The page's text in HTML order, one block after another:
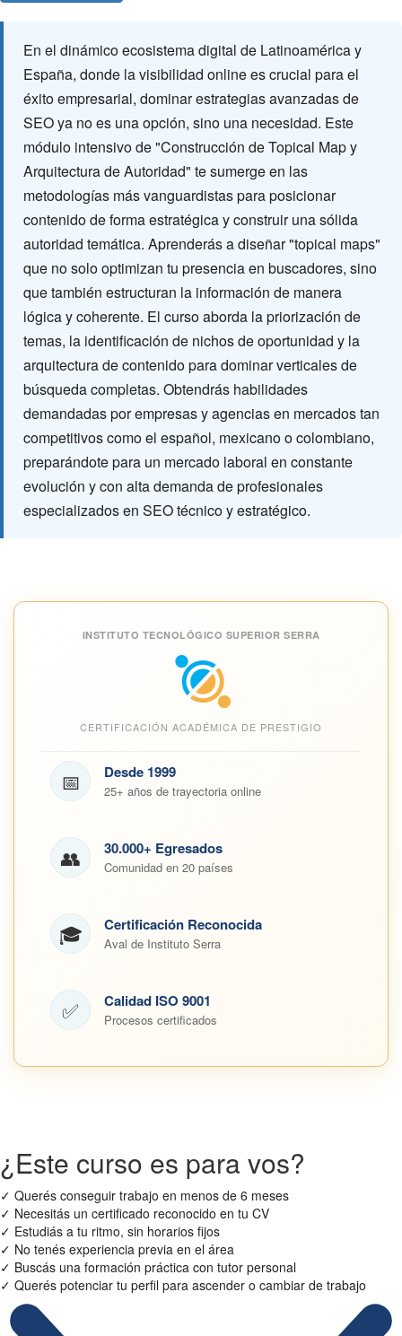
En el dinámico ecosistema digital de Latinoamérica y
España, donde la visibilidad online es crucial para el
éxito empresarial, dominar estrategias avanzadas de
SEO ya no es una opción, sino una necesidad. Este
módulo intensivo de "Construcción de Topical Map y
Arquitectura de Autoridad" te sumerge en las
metodologías más vanguardistas para posicionar
contenido de forma estratégica y construir una sólida
autoridad temática. Aprenderás a diseñar "topical maps"
que no solo optimizan tu presencia en buscadores, sino
que también estructuran la información de manera
lógica y coherente. El curso aborda la priorización de
temas, la identificación de nichos de oportunidad y la
arquitectura de contenido para dominar verticales de
búsqueda completas. Obtendrás habilidades
demandadas por empresas y agencias en mercados tan
competitivos como el español, mexicano o colombiano,
preparándote para un mercado laboral en constante
evolución y con alta demanda de profesionales
especializados en SEO técnico y estratégico.
INSTITUTO TECNOLÓGICO SUPERIOR SERRA
CERTIFICACIÓN ACADÉMICA DE PRESTIGIO
📅 Desde 1999
25+ años de trayectoria online
👥 30.000+ Egresados
Comunidad en 20 países
🎓 Certificación Reconocida
Aval de Instituto Serra
✅ Calidad ISO 9001
Procesos certificados
¿Este curso es para vos?
✓ Querés conseguir trabajo en menos de 6 meses
✓ Necesitás un certificado reconocido en tu CV
✓ Estudiás a tu ritmo, sin horarios fijos
✓ No tenés experiencia previa en el área
✓ Buscás una formación práctica con tutor personal
✓ Querés potenciar tu perfil para ascender o cambiar de trabajo